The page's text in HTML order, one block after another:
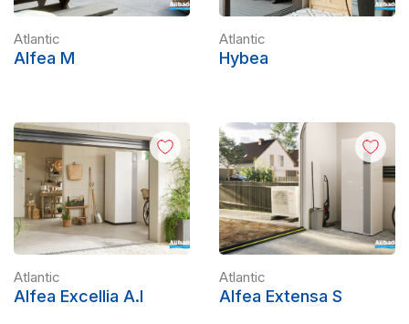
Atlantic
Alfea M
Atlantic
Hybea
Atlantic
Alfea Excellia A.I
Atlantic
Alfea Extensa S